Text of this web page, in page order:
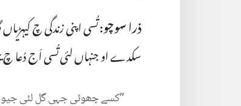
ذرا سوچو:‏تُسی اپنی زندگی چ
سکدے او جنہاں لئی تُسی اَج دُعا چ
‏”‏کسےچھوٹیجہیگللئی